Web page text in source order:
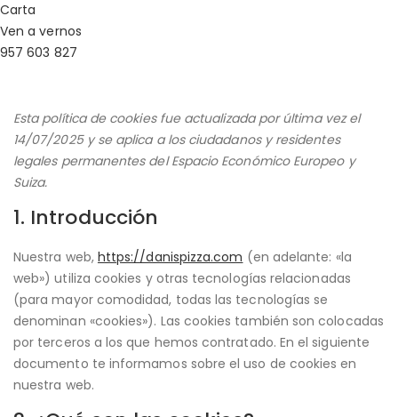
Carta
Ven a vernos
957 603 827
Esta política de cookies fue actualizada por última vez el
14/07/2025 y se aplica a los ciudadanos y residentes
legales permanentes del Espacio Económico Europeo y
Suiza.
1. Introducción
Nuestra web, https://danispizza.com (en adelante: «la
web») utiliza cookies y otras tecnologías relacionadas
(para mayor comodidad, todas las tecnologías se
denominan «cookies»). Las cookies también son colocadas
por terceros a los que hemos contratado. En el siguiente
documento te informamos sobre el uso de cookies en
nuestra web.